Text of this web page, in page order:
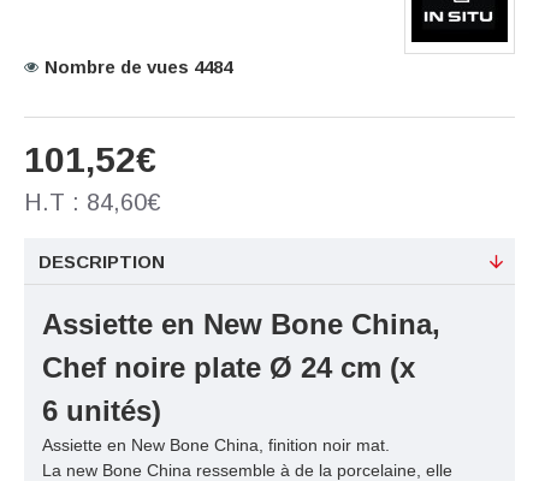
101,52€
H.T : 84,60€
Nombre de vues 4484
DESCRIPTION
Assiette en New Bone China,
Chef noire plate Ø 24 cm (x
6 unités)
Assiette en New Bone China, finition noir mat.
La new Bone China ressemble à de la porcelaine, elle